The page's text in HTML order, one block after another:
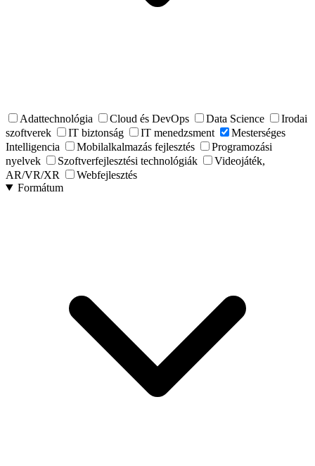
Adattechnológia Cloud és DevOps Data Science
Irodai
szoftverek
IT biztonság IT menedzsment
Mesterséges
Intelligencia
Mobilalkalmazás fejlesztés
Programozási
nyelvek
Szoftverfejlesztési technológiák
Videojáték,
AR/VR/XR
Webfejlesztés
Formátum